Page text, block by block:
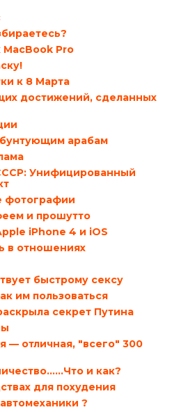
Pro
к 8 Марта
достижений, сделанных
арабам
Унифицированный
фотографии
и прошутто
iPhone 4 и iOS
в отношениях
быстрому сексу
им пользоваться
секрет Путина
— отличная, "всего" 300
и как?
для похудения
?